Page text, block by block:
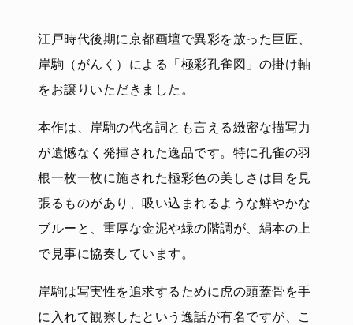
江戸時代後期に京都画壇で異彩を放った巨匠、
岸駒（がんく）による「極彩孔雀図」の掛け軸
をお譲りいただきました。
本作は、岸駒の代名詞とも言える緻密な描写力
が遺憾なく発揮された逸品です。特に孔雀の羽
根一枚一枚に施された極彩色の美しさは目を見
張るものがあり、吸い込まれるような鮮やかな
ブルーと、重厚な金泥や緑の階調が、絹本の上
で見事に協奏しています。
岸駒は写実性を追求するために虎の頭蓋骨を手
に入れて観察したという逸話が有名ですが、こ